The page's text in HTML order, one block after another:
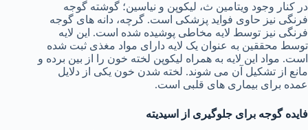
در کنار وجود ویتامین ث، لیکوپن و نیاسین؛ گوشته گوجه
فرنگی نیز حاوی فواید پزشکی است. گرچه، دانه های گوجه
فرنگی نیز توسط لایه مخاطی پوشیده شده است. این لایه
توسط محققین به عنوان یک لایه دارای مواد مغذی ثبت شده
است. مواد این لایه به همراه لیکوپن لخته خون را از بین برده و
مانع از تشکیل آن می شوند. لخته شدن خون یکی از دلایل
عمده برای بیماری های قلبی است.
فایده گوجه برای جلوگیری از اسیدیته